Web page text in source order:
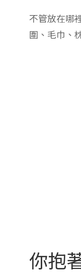
不管放在哪
圍、毛巾、
你抱